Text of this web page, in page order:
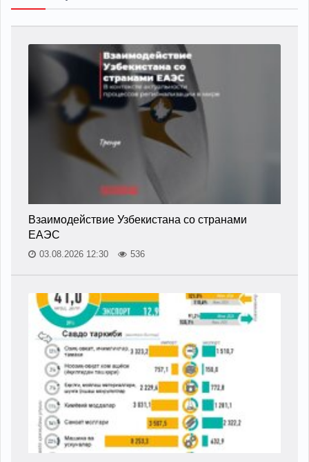
Взаимодействие Узбекистана со странами
ЕАЭС
03.08.2026 12:30 536